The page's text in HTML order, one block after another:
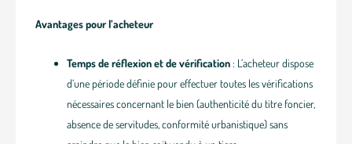
Avantages pour l’acheteur
Temps de réflexion et de vérification: L’acheteur dispose
d’une période définie pour effectuer toutes les vérifications
nécessaires concernant le bien (authenticité du titre foncier,
absence de servitudes, conformité urbanistique) sans